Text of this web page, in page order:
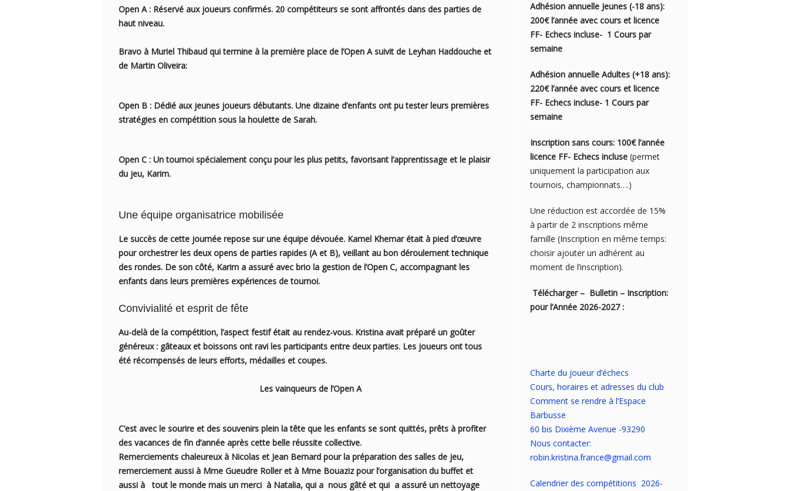
Open A : Réservé aux joueurs confirmés. 20 compétiteurs se sont affrontés dans des parties de
haut niveau.
Bravo à Muriel Thibaud qui termine à la première place de l’Open A suivit de Leyhan Haddouche et
de Martin Oliveira:
Open B : Dédié aux jeunes joueurs débutants. Une dizaine d’enfants ont pu tester leurs premières
stratégies en compétition sous la houlette de Sarah.
Open C : Un tournoi spécialement conçu pour les plus petits, favorisant l’apprentissage et le plaisir
du jeu, Karim.
Une équipe organisatrice mobilisée
Le succès de cette journée repose sur une équipe dévouée. Kamel Khemarétait à pied d’œuvre
pour orchestrer les deux opens de parties rapides (A et B), veillant au bon déroulement technique
des rondes. De son côté, Karim a assuré avec brio la gestion de l’Open C, accompagnant les
enfants dans leurs premières expériences de tournoi.
Convivialité et esprit de fête
Au-delà de la compétition, l’aspect festif était au rendez-vous. Kristina avait préparé un goûter
généreux : gâteaux et boissons ont ravi les participants entre deux parties. Les joueurs ont tous
été récompensés de leurs efforts, médailles et coupes.
Les vainqueurs de l’Open A
C’est avec le sourire et des souvenirs plein la tête que les enfants se sont quittés, prêts à profiter
des vacances de fin d’année après cette belle réussite collective.
Remerciements chaleureux à Nicolas et Jean Bernard pour la préparation des salles de jeu,
remerciement aussi à Mme Gueudre Roller et à Mme Bouaziz pour l’organisation du buffet et
aussi à tout le monde mais un merci à Natalia, qui a nous gâté et qui a assuré un nettoyage
Adhésion annuelle Jeunes (-18 ans):
200€ l’année avec cours et licence
FF- Echecs incluse- 1 Cours par
semaine
Adhésion annuelle Adultes (+18 ans):
220€ l’année avec cours et licence
FF- Echecs incluse- 1 Cours par
semaine
Inscription sans cours: 100€ l’année
licence FF- Echecs incluse (permet
uniquement la participation aux
tournois, championnats….)
Une réduction est accordée de 15%
à partir de 2 inscriptions même
famille (Inscription en même temps:
choisir ajouter un adhérent au
moment de l’inscription).
Télécharger – Bulletin – Inscription:
pour l’Année 2026-2027 :
Charte du joueur d’échecs
Cours, horaires et adresses du club
Comment se rendre à l’Espace
Barbusse
60 bis Dixième Avenue -93290
Nous contacter:
robin.kristina.france@gmail.com
Calendrier des compétitions 2026-